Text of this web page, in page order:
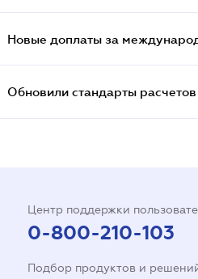
Новые доплаты за
Обновили стандарты
Центр поддержки
0-800-210-103
Подбор продуктов и